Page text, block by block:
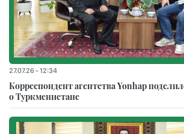
27.07.26 - 12:34
Корреспондент агентства Yonhap
о Туркменистане